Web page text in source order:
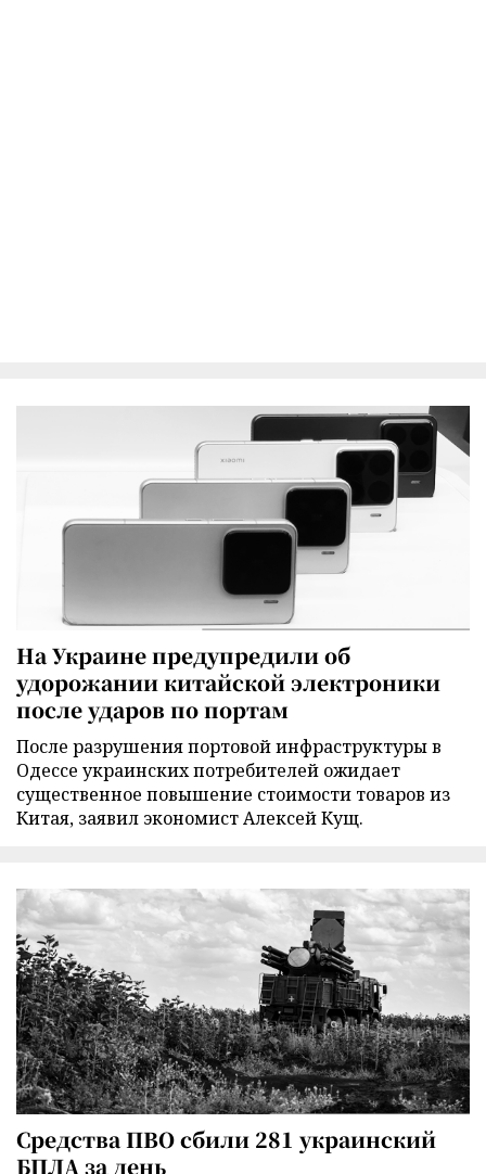
На Украине предупредили об
удорожании китайской электроники
после ударов по портам
После разрушения портовой инфраструктуры в
Одессе украинских потребителей ожидает
существенное повышение стоимости товаров из
Китая, заявил экономист Алексей Кущ.
Средства ПВО сбили 281 украинский
БПЛА за день